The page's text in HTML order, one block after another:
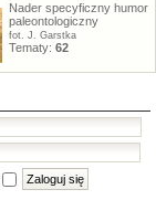
Nader specyficzny humor
paleontologiczny
fot. J. Garstka
Tematy: 62